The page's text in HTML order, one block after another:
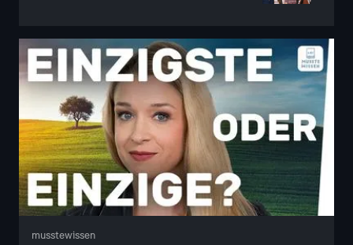
musstewissen